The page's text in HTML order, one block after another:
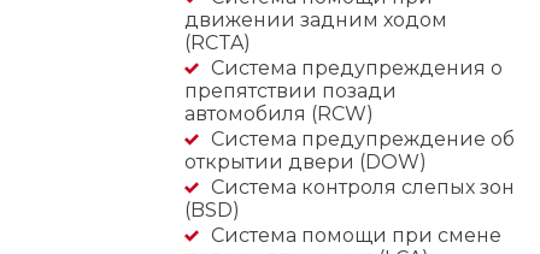
движении задним ходом
(RCTA)
Система предупреждения о
препятствии позади
автомобиля (RCW)
Система предупреждение об
открытии двери (DOW)
Система контроля слепых зон
(BSD)
Система помощи при смене